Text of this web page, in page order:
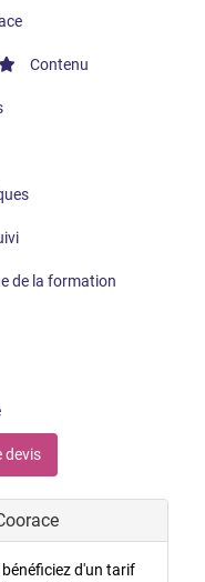
Contenu
de la formation
devis
d'un tarif